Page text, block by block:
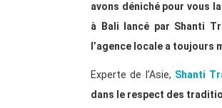
avons déniché pour vous
à Bali lancé par Shanti
l’agence locale a
Experte de l’Asie, Shanti
dans le respect des